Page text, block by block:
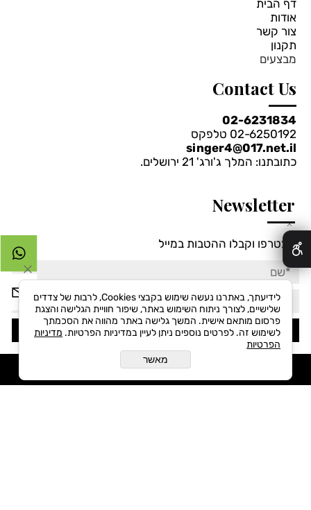
דף הבית
אודות
צור קשר
תקנון
מבצעים
Contact Us
02-6231834
02-6250192 טלפקס
singer4@017.net.il
כתובתנו: המלך ג'ורג' 21 ירושלים.
Newsletter
הצטרפו וקבלו ההטבות במייל
Singer©All Rights reserved
✕
לידיעתך, באתרנו נעשה שימוש בקבצי Cookies, לרבות של צדדים
שלישיים, לצורך ניתוח השימוש באתר, שיפור חוויית הגלישה והצגת
פרסום מותאם אישית. המשך גלישה באתר מהווה את הסכמתך
לשימוש זה. לפרטים נוספים ניתן לעיין במדיניות הפרטיות. מדיניות
הפרטיות
מאשר